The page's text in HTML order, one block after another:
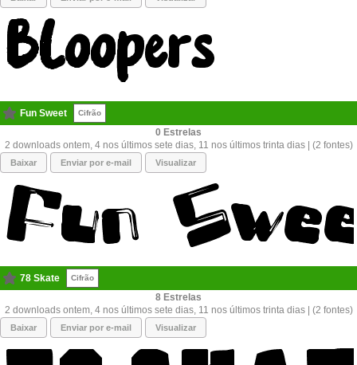
Fun Sweet Cifrão
0
2 downloads ontem, 4 nos últimos sete dias, 11 nos últimos trinta dias | (2 fontes)
Baixar Enviar por e-mail Visualizar
78 Skate Cifrão
8
2 downloads ontem, 4 nos últimos sete dias, 11 nos últimos trinta dias | (2 fontes)
Baixar Enviar por e-mail Visualizar